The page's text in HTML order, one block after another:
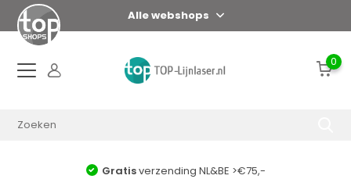
Alle webshops
0
Gratisverzending NL&BE >€75,-